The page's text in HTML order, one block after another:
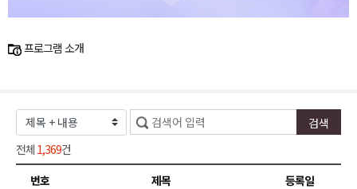
프로그램 소개
전체 1,369건
번호
제목
등록일